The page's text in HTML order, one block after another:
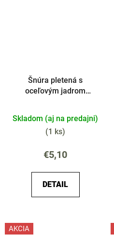
Šnúra pletená s
oceľovým jadrom
Skladom (aj na predajni)
(1 ks)
€5,10
DETAIL
AKCIA